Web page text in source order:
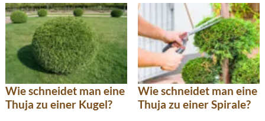
Wie schneidet man eine
Thuja zu einer Kugel?
Wie schneidet man eine
Thuja zu einer Spirale?